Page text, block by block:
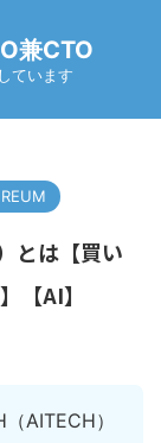
兼CTO
ています
とは【買い
【AI】
AITECH）